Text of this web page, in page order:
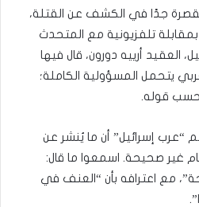
جدًا في الكشف عن القتلة،
بمقابلة تلفزيونية مع المتحدث
العقيد أرييه دورون، قال فيها
يتحمل المسؤولية الكاملة؛
حسب قوله.
“عرب إسرائيل” أن ما يُنشر عن
غير صحيحة. اسمعوا ما قال:
مع اعترافه بأن “العنف في